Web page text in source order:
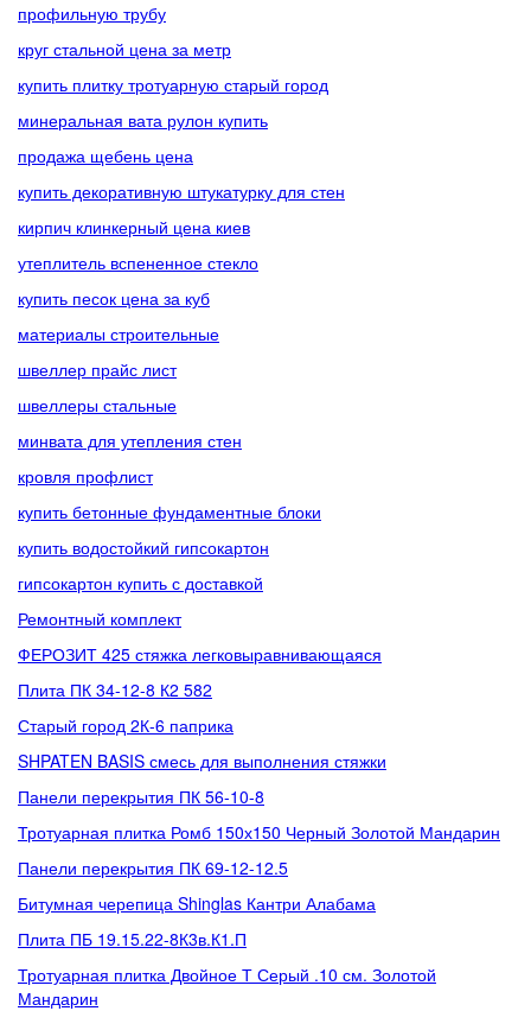
профильную трубу
круг стальной цена за метр
купить плитку тротуарную старый город
минеральная вата рулон купить
продажа щебень цена
купить декоративную штукатурку для стен
кирпич клинкерный цена киев
утеплитель вспененное стекло
купить песок цена за куб
материалы строительные
швеллер прайс лист
швеллеры стальные
минвата для утепления стен
кровля профлист
купить бетонные фундаментные блоки
купить водостойкий гипсокартон
гипсокартон купить с доставкой
Ремонтный комплект
ФЕРОЗИТ 425 стяжка легковыравнивающаяся
Плита ПК 34-12-8 К2 582
Старый город 2К-6 паприка
SHPATEN BASIS смесь для выполнения стяжки
Панели перекрытия ПК 56-10-8
Тротуарная плитка Ромб 150х150 Черный Золотой Мандарин
Панели перекрытия ПК 69-12-12.5
Битумная черепица Shinglas Кантри Алабама
Плита ПБ 19.15.22-8К3в.К1.П
Тротуарная плитка Двойное Т Серый .10 см. Золотой
Мандарин